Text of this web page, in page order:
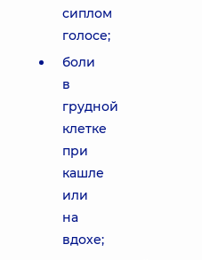
сиплом
голосе;
боли
в
грудной
клетке
при
кашле
или
на
вдохе;